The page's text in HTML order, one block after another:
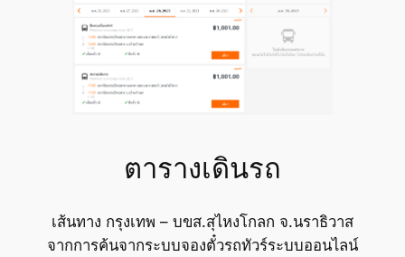
ตารางเดินรถ
เส้นทาง กรุงเทพ – บขส.สุไหงโกลก จ.นราธิวาส
จากการค้นจากระบบจองตั๋วรถทัวร์ระบบออนไลน์